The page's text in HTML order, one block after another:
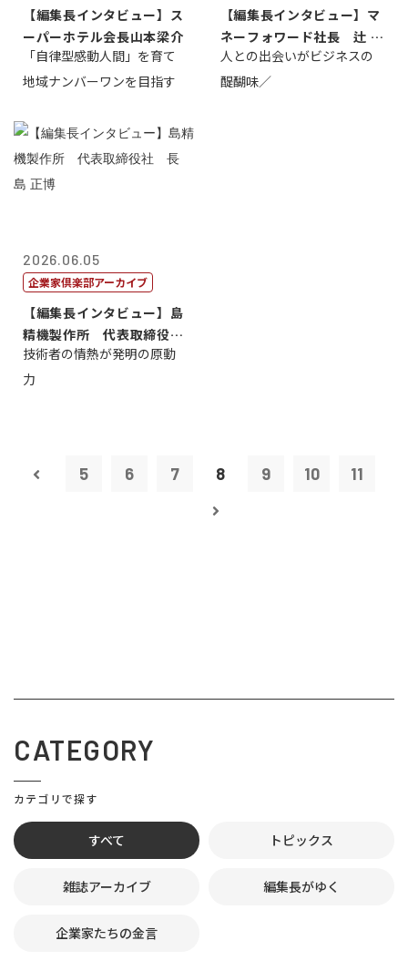
【編集長インタビュー】ス
ーパーホテル会長山本梁介
「自律型感動人間」を育て
地域ナンバーワンを目指す
【編集長インタビュー】マ
ネーフォワード社長 辻 庸
介
人との出会いがビジネスの
醍醐味／
2026.06.05
企業家倶楽部アーカイブ
【編集長インタビュー】島
精機製作所 代表取締役
社 長 島 正...
技術者の情熱が発明の原動
力
5 6 7 8 9 10 11
CATEGORY
カテゴリで探す
すべて トピックス
雑誌アーカイブ 編集長がゆく
企業家たちの金言